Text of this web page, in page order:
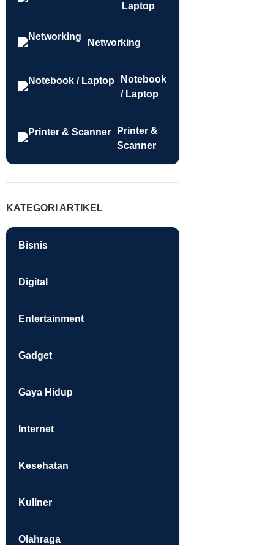
Laptop
Networking
Notebook
/ Laptop
Printer &
Scanner
KATEGORI ARTIKEL
Bisnis
Digital
Entertainment
Gadget
Gaya Hidup
Internet
Kesehatan
Kuliner
Olahraga